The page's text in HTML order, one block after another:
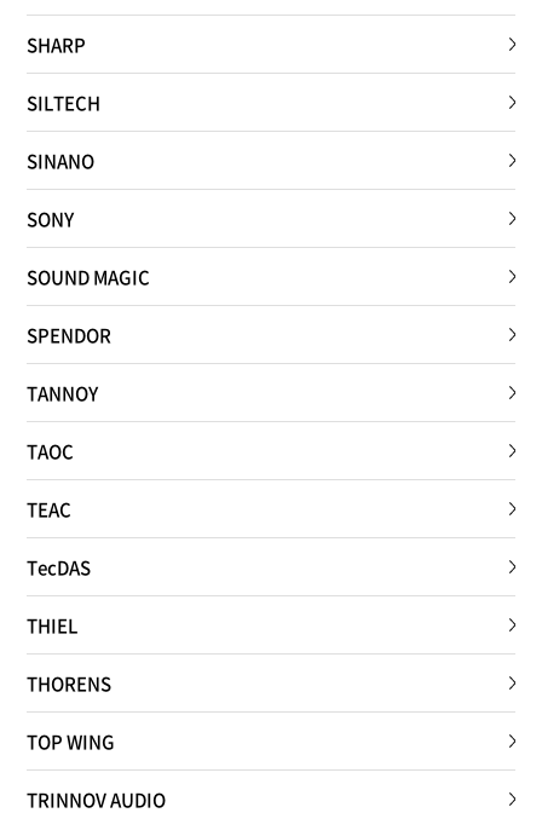
SHARP
SILTECH
SINANO
SONY
SOUND MAGIC
SPENDOR
TANNOY
TAOC
TEAC
TecDAS
THIEL
THORENS
TOP WING
TRINNOV AUDIO